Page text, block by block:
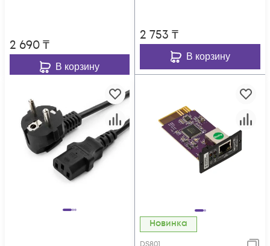
2 690₸
В корзину
2 753 ₸
В корзину
Новинка